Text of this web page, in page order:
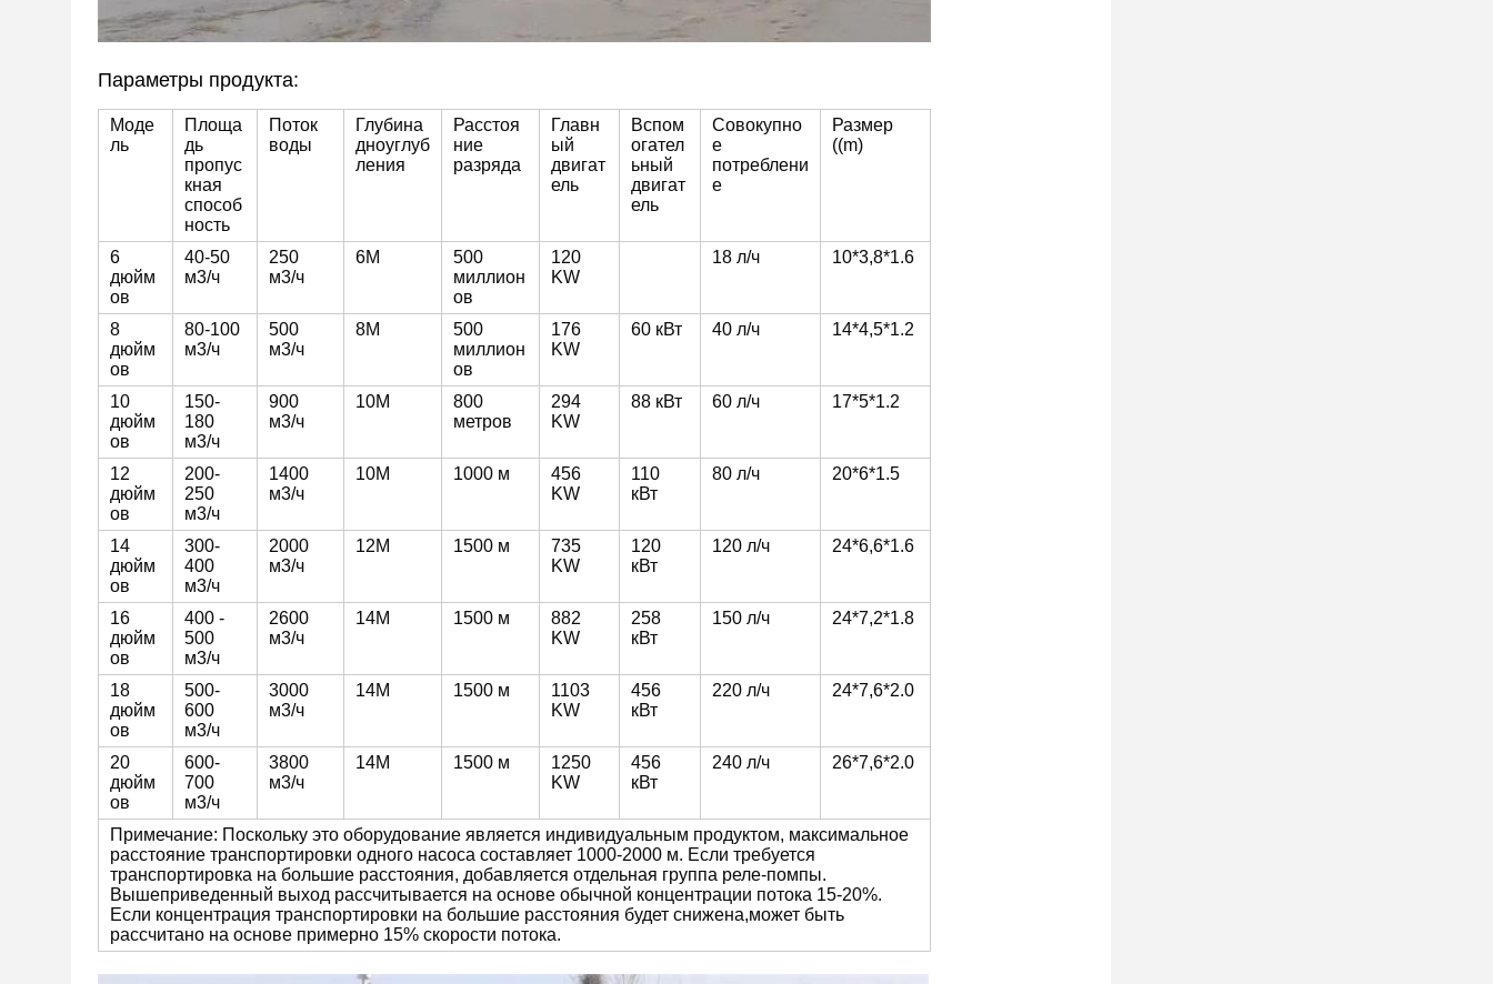
Параметры продукта:
Моде
ль
Площа
дь
пропус
кная
способ
ность
Поток
воды
Глубина
дноуглуб
ления
Расстоя
ние
разряда
Главн
ый
двигат
ель
Вспом
огател
ьный
двигат
ель
Совокупно
е
потреблени
е
Размер
((m)
6
дюйм
ов
40-50
м3/ч
250
м3/ч
6M
500
миллион
ов
120
KW
18 л/ч 10*3,8*1.6
8
дюйм
ов
80-100
м3/ч
500
м3/ч
8M
500
миллион
ов
176
KW
60 кВт 40 л/ч 14*4,5*1.2
10
дюйм
ов
150-
180
м3/ч
900
м3/ч
10M
800
метров
294
KW
88 кВт 60 л/ч 17*5*1.2
12
дюйм
ов
200-
250
м3/ч
1400
м3/ч
10M 1000 м
456
KW
110
кВт
80 л/ч 20*6*1.5
14
дюйм
ов
300-
400
м3/ч
2000
м3/ч
12M 1500 м
735
KW
120
кВт
120 л/ч 24*6,6*1.6
16
дюйм
ов
400 -
500
м3/ч
2600
м3/ч
14M 1500 м
882
KW
258
кВт
150 л/ч 24*7,2*1.8
18
дюйм
ов
500-
600
м3/ч
3000
м3/ч
14M 1500 м
1103
KW
456
кВт
220 л/ч 24*7,6*2.0
20
дюйм
ов
600-
700
м3/ч
3800
м3/ч
14M 1500 м
1250
KW
456
кВт
240 л/ч 26*7,6*2.0
Примечание: Поскольку это оборудование является индивидуальным продуктом, максимальное
расстояние транспортировки одного насоса составляет 1000-2000 м. Если требуется
транспортировка на большие расстояния, добавляется отдельная группа реле-помпы.
Вышеприведенный выход рассчитывается на основе обычной концентрации потока 15-20%.
Если концентрация транспортировки на большие расстояния будет снижена,может быть
рассчитано на основе примерно 15% скорости потока.